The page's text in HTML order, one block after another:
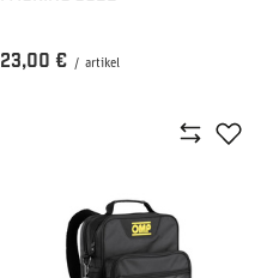
23,00 € / artikel